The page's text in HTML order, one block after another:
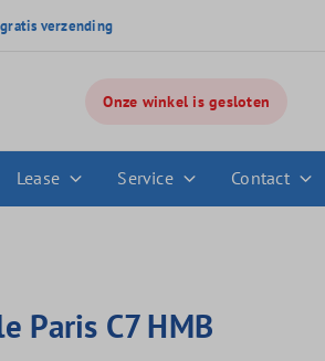
gratis verzending
Onze winkel is gesloten
Lease Service Contact
Paris C7 HMB